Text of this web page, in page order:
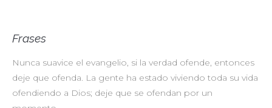
Frases
Nunca suavice el evangelio, si la verdad ofende, entonces
deje que ofenda. La gente ha estado viviendo toda su vida
ofendiendo a Dios; deje que se ofendan por un